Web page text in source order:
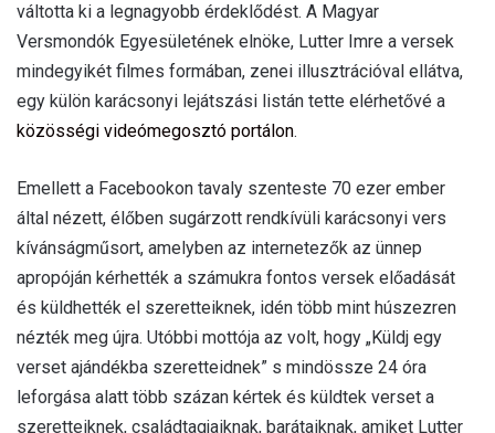
váltotta ki a legnagyobb érdeklődést. A Magyar
Versmondók Egyesületének elnöke, Lutter Imre a versek
mindegyikét filmes formában, zenei illusztrációval ellátva,
egy külön karácsonyi lejátszási listán tette elérhetővé a
közösségi videómegosztó portálon.
Emellett a Facebookon tavaly szenteste 70 ezer ember
által nézett, élőben sugárzott rendkívüli karácsonyi vers
kívánságműsort, amelyben az internetezők az ünnep
apropóján kérhették a számukra fontos versek előadását
és küldhették el szeretteiknek, idén több mint húszezren
nézték meg újra. Utóbbi mottója az volt, hogy „Küldj egy
verset ajándékba szeretteidnek” s mindössze 24 óra
leforgása alatt több százan kértek és küldtek verset a
szeretteiknek, családtagjaiknak, barátaiknak, amiket Lutter